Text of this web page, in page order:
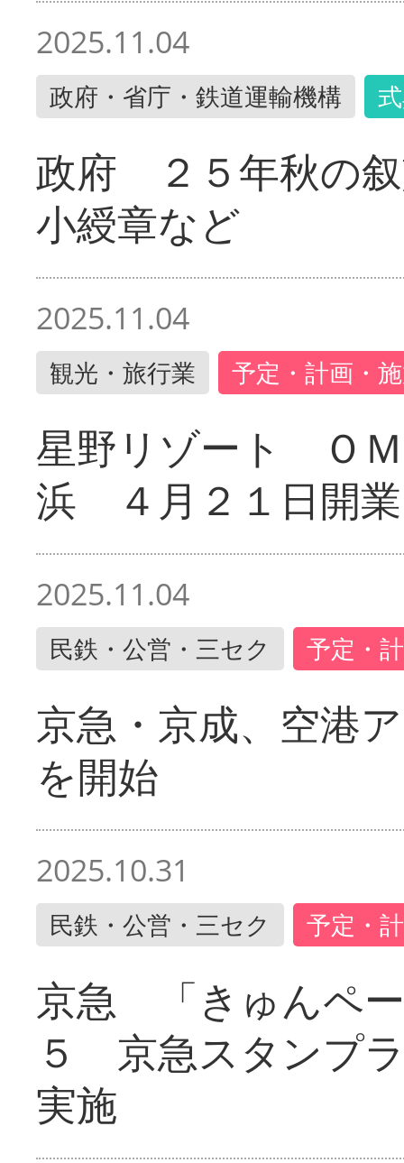
2025.11.04
政府・省庁・鉄道運輸機構
政府 ２５年秋の
小綬章など
2025.11.04
観光・旅行業 予定・計画・
星野リゾート Ｏ
浜 ４月２１日開業
2025.11.04
民鉄・公営・三セク 予定・
京急・京成、空港
を開始
2025.10.31
民鉄・公営・三セク 予定・
京急 「きゅんペ
５ 京急スタンプ
実施